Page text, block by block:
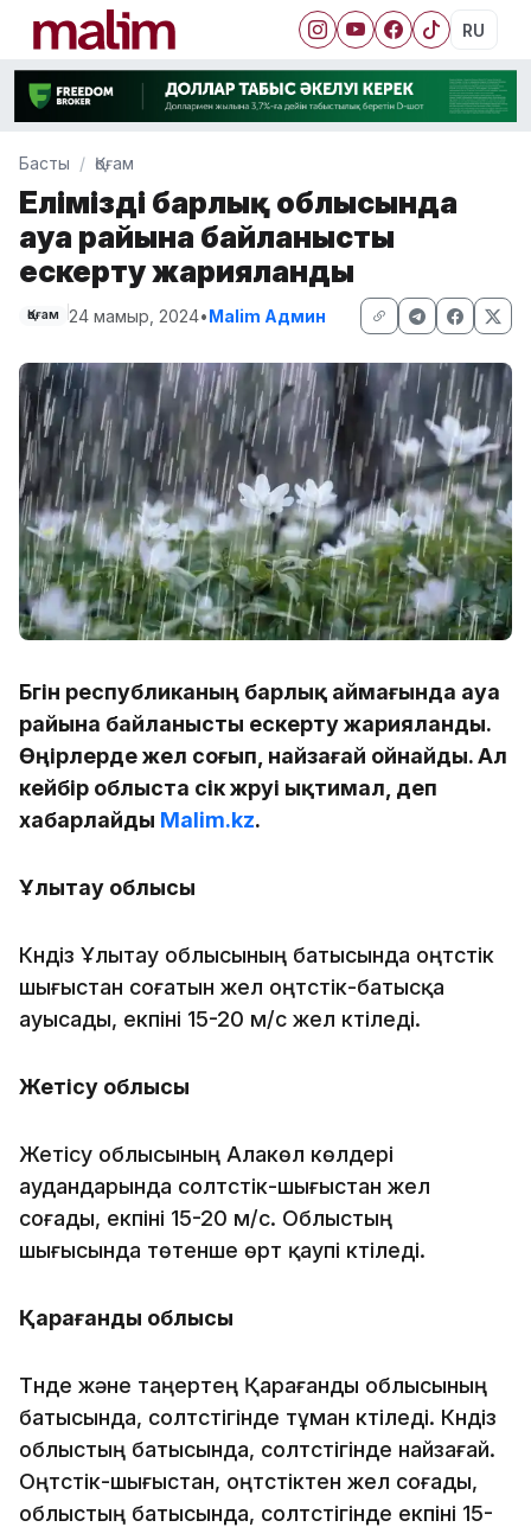
RU
Басты Қоғам
Еліміздің барлық облысында
ауа райына байланысты
ескерту жарияланды
Қоғам 24 мамыр, 2024•Malim Админ
Бүгін республиканың барлық аймағында ауа
райына байланысты ескерту жарияланды.
Өңірлерде жел соғып, найзағай ойнайды. Ал
кейбір облыста үсік жүруі ықтимал, деп
хабарлайды Malim.kz.
Ұлытау облысы
Күндіз Ұлытау облысының батысында оңтүстік
шығыстан соғатын жел оңтүстік-батысқа
ауысады, екпіні 15-20 м/с жел күтіледі.
Жетісу облысы
Жетісу облысының Алакөл көлдері
аудандарында солтүстік-шығыстан жел
соғады, екпіні 15-20 м/с. Облыстың
шығысында төтенше өрт қаупі күтіледі.
Қарағанды облысы
Түнде және таңертең Қарағанды облысының
батысында, солтүстігінде тұман күтіледі. Күндіз
облыстың батысында, солтүстігінде найзағай.
Оңтүстік-шығыстан, оңтүстіктен жел соғады,
облыстың батысында, солтүстігінде екпіні 15-